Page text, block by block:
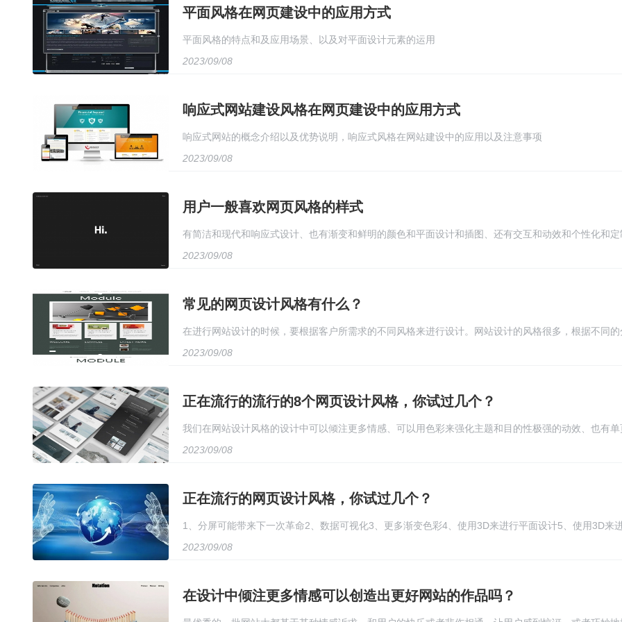
平面风格在网页建设中的应用方式
平面风格的特点和及应用场景、以及对平面设计元素的运用
2023/09/08
响应式网站建设风格在网页建设中的应用方式
响应式网站的概念介绍以及优势说明，响应式风格在网站建设中的应用以及注意事项
2023/09/08
用户一般喜欢网页风格的样式
有简洁和现代和响应式设计、也有渐变和鲜明的颜色和平面设计和插图、还有交互和动效和个性化和定
2023/09/08
常见的网页设计风格有什么？
在进行网站设计的时候，要根据客户所需求的不同风格来进行设计。网站设计的风格很多，根据不同
为很多种类。
2023/09/08
正在流行的流行的8个网页设计风格，你试过几个？
我们在网站设计风格的设计中可以倾注更多情感、可以用色彩来强化主题和目的性极强的动效、也有
和超现实主义的设计、还有复古的字体排版的回归、UX设计的关注点更加细腻和多变的字体
2023/09/08
正在流行的网页设计风格，你试过几个？
1、分屏可能带来下一次革命2、数据可视化3、更多渐变色彩4、使用3D来进行平面设计5、使用3D来
6、更多自然的图形和形状7、更多微交互8、更多视频内容
2023/09/08
在设计中倾注更多情感可以创造出更好网站的作品吗？